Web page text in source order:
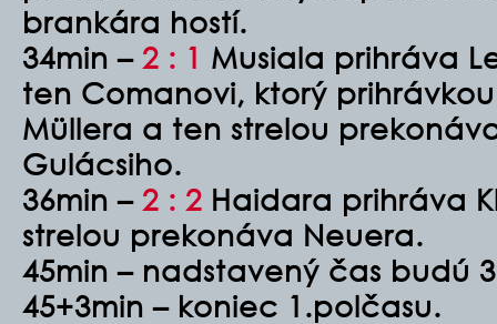
brankára hostí.
34min – 2 : 1 Musiala prihráva
ten Comanovi, ktorý
Müllera a ten strelou
Gulácsiho.
36min – 2 : 2 Haidara prihráva
strelou prekonáva Neuera.
45min – nadstavený čas budú
45+3min – koniec 1.polčasu.